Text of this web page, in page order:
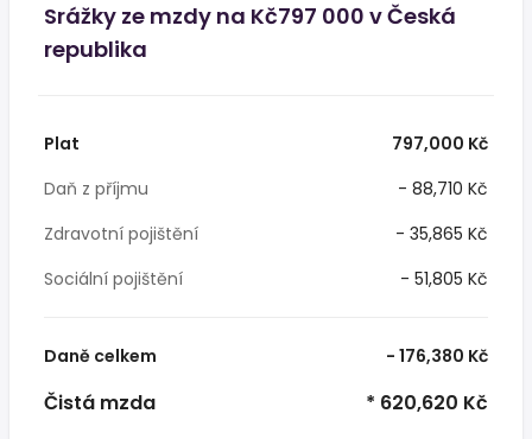
Srážky ze mzdy na Kč797 000 v Česká
republika
Plat
797,000 Kč
Daň z příjmu
- 88,710 Kč
Zdravotní pojištění
- 35,865 Kč
Sociální pojištění
- 51,805 Kč
Daně celkem - 176,380 Kč
Čistá mzda * 620,620 Kč